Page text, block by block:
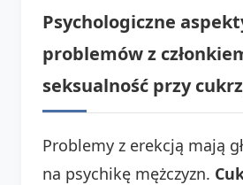
Psychologiczne
problemów z
seksualność przy
Problemy z erekcją mają
na psychikę mężczyzn.